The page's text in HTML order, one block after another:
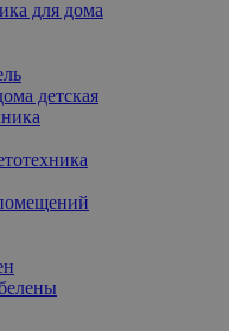
для дома
детская